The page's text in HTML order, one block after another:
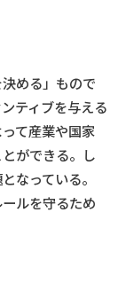
める」もので
ティブを与える
て産業や国家
ができる。し
なっている。
ルを守るため